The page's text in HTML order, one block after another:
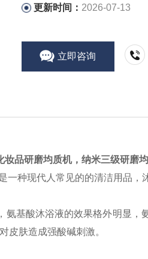
更新时间： 2026-07-13
立即咨询
妆品研磨均质机，纳米三级研磨
是一种现代人常见的的清洁用品
氨基酸沐浴液的效果格外明显，
皮肤造成强酸碱刺激。